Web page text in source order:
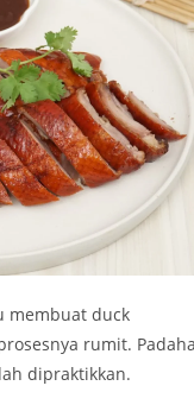
membuat duck
rumit.
dipraktikkan.